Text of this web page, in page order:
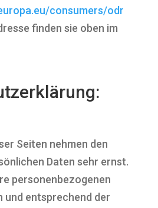
consumers/odr
finden sie oben im
Seiten nehmen den
Daten sehr ernst.
personenbezogenen
und entsprechend der